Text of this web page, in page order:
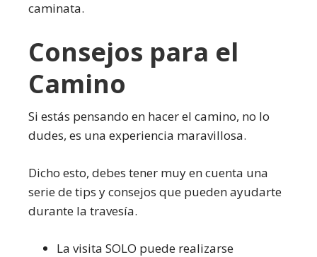
caminata.
Consejos para el
Camino
Si estás pensando en hacer el camino, no lo
dudes, es una experiencia maravillosa.
Dicho esto, debes tener muy en cuenta una
serie de tips y consejos que pueden ayudarte
durante la travesía.
La visita SOLO puede realizarse